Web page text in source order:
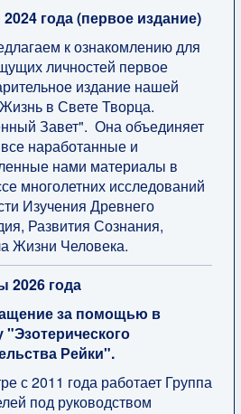
года (первое издание)
к ознакомлению для
личностей первое
издание нашей
в Свете Творца.
Завет". Она объединяет
наработанные и
нами материалы в
многолетних исследований
Изучения Древнего
Развития Сознания,
Жизни Человека.
2026 года
за помощью в
"Эзотерического
Рейки".
с 2011 года работает Группа
под руководством